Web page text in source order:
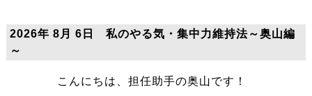
2026年 8月 6日 私のやる気・集中力維持法～奥山編
～
こんにちは、担任助手の奥山です！